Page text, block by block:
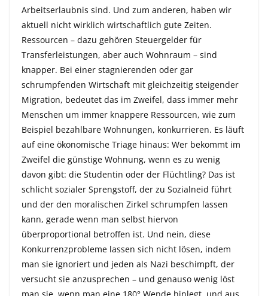
Arbeitserlaubnis sind. Und zum anderen, haben wir
aktuell nicht wirklich wirtschaftlich gute Zeiten.
Ressourcen – dazu gehören Steuergelder für
Transferleistungen, aber auch Wohnraum – sind
knapper. Bei einer stagnierenden oder gar
schrumpfenden Wirtschaft mit gleichzeitig steigender
Migration, bedeutet das im Zweifel, dass immer mehr
Menschen um immer knappere Ressourcen, wie zum
Beispiel bezahlbare Wohnungen, konkurrieren. Es läuft
auf eine ökonomische Triage hinaus: Wer bekommt im
Zweifel die günstige Wohnung, wenn es zu wenig
davon gibt: die Studentin oder der Flüchtling? Das ist
schlicht sozialer Sprengstoff, der zu Sozialneid führt
und der den moralischen Zirkel schrumpfen lassen
kann, gerade wenn man selbst hiervon
überproportional betroffen ist. Und nein, diese
Konkurrenzprobleme lassen sich nicht lösen, indem
man sie ignoriert und jeden als Nazi beschimpft, der
versucht sie anzusprechen – und genauso wenig löst